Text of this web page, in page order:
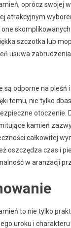
oprócz swojej
atrakcyjnym
szczotka lub
usuwa
są odporne na
temu, nie tylko
otoczenie.
kamień
całkowitej
oszczędza czas i
w aranżacji
to nie tylko
uroku i